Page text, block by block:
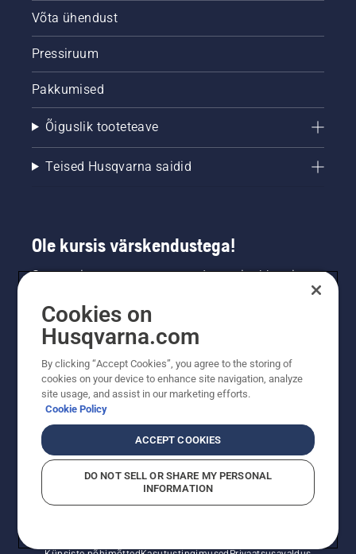
Võta ühendust
Pressiruum
Pakkumised
Õiguslik tooteteave
Teised Husqvarna saidid
Ole kursis värskendustega!
Saa uusimat teavet uute toodete, eripakkumiste
saamiseks siin.
Cookies on
Husqvarna.com
By clicking “Accept Cookies”, you agree to the storing of
cookies on your device to enhance site navigation, analyze
site usage, and assist in our marketing efforts.
Cookie Policy
ACCEPT COOKIES
DO NOT SELL OR SHARE MY PERSONAL
INFORMATION